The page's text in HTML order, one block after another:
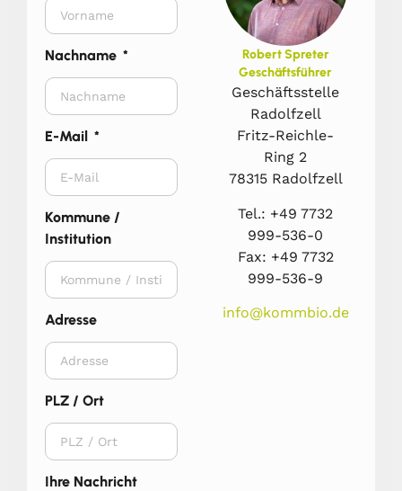
Nachname
E-Mail
Kommune /
Institution
Adresse
PLZ / Ort
Ihre Nachricht
Robert Spreter
Geschäftsführer
Geschäftsstelle
Radolfzell
Fritz-Reichle-
Ring 2
78315 Radolfzell
Tel.: +49 7732
999-536-0
Fax: +49 7732
999-536-9
info@kommbio.de